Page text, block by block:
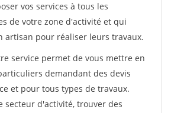
vos services à tous les
de votre zone d'activité et qui
artisan pour réaliser leurs travaux.
service permet de vous mettre en
demandant des devis
et pour tous types de travaux.
secteur d'activité, trouver des